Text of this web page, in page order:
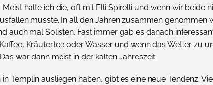
halte ich die, oft mit Elli Spirelli und wenn wir beide
musste. In all den Jahren zusammen genommen
auch mal Solisten. Fast immer gab es danach
Kräutertee oder Wasser und wenn das Wetter zu
war dann meist in der kalten Jahreszeit.
Templin ausliegen haben, gibt es eine neue Tendenz.